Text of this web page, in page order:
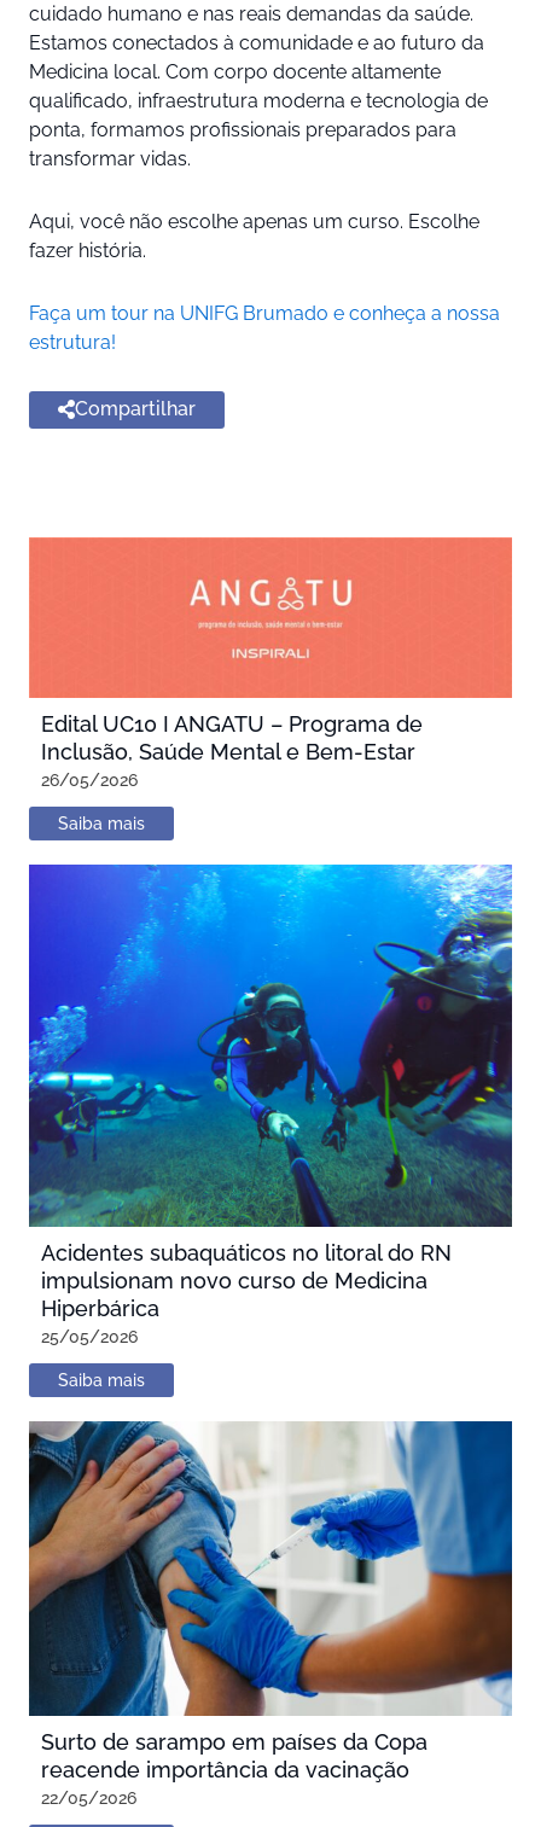
cuidado humano e nas reais demandas da saúde.
Estamos conectados à comunidade e ao futuro da
Medicina local. Com corpo docente altamente
qualificado, infraestrutura moderna e tecnologia de
ponta, formamos profissionais preparados para
transformar vidas.
Aqui, você não escolhe apenas um curso. Escolhe
fazer história.
Faça um tour na UNIFG Brumado e conheça a nossa
estrutura!
Compartilhar
Edital UC10 I ANGATU – Programa de
Inclusão, Saúde Mental e Bem-Estar
26/05/2026
Saiba mais
Acidentes subaquáticos no litoral do RN
impulsionam novo curso de Medicina
Hiperbárica
25/05/2026
Saiba mais
Surto de sarampo em países da Copa
reacende importância da vacinação
22/05/2026